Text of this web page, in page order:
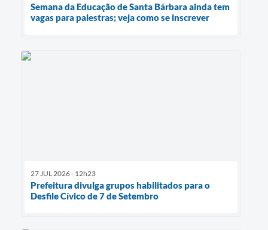
Semana da Educação de Santa Bárbara ainda tem
vagas para palestras; veja como se inscrever
27 JUL 2026 - 12h23
Prefeitura divulga grupos habilitados para o
Desfile Cívico de 7 de Setembro